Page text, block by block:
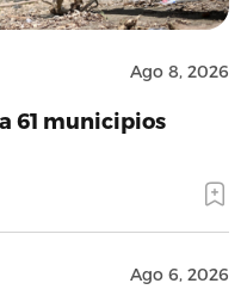
Ago 8, 2026
61 municipios
Ago 6, 2026